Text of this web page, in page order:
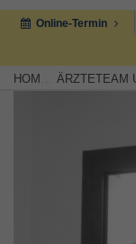
Online-Termin
HOME